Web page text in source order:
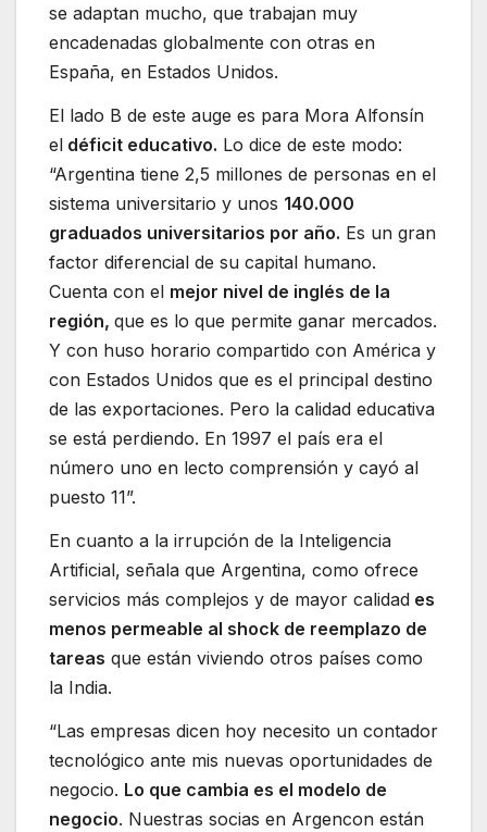
se adaptan mucho, que trabajan muy
encadenadas globalmente con otras en
España, en Estados Unidos.
El lado B de este auge es para Mora Alfonsín
el déficit educativo. Lo dice de este modo:
“Argentina tiene 2,5 millones de personas en el
sistema universitario y unos 140.000
graduados universitarios por año. Es un gran
factor diferencial de su capital humano.
Cuenta con el mejor nivel de inglés de la
región, que es lo que permite ganar mercados.
Y con huso horario compartido con América y
con Estados Unidos que es el principal destino
de las exportaciones. Pero la calidad educativa
se está perdiendo. En 1997 el país era el
número uno en lecto comprensión y cayó al
puesto 11”.
En cuanto a la irrupción de la Inteligencia
Artificial, señala que Argentina, como ofrece
servicios más complejos y de mayor calidad es
menos permeable al shock de reemplazo de
tareas que están viviendo otros países como
la India.
“Las empresas dicen hoy necesito un contador
tecnológico ante mis nuevas oportunidades de
negocio. Lo que cambia es el modelo de
negocio. Nuestras socias en Argencon están